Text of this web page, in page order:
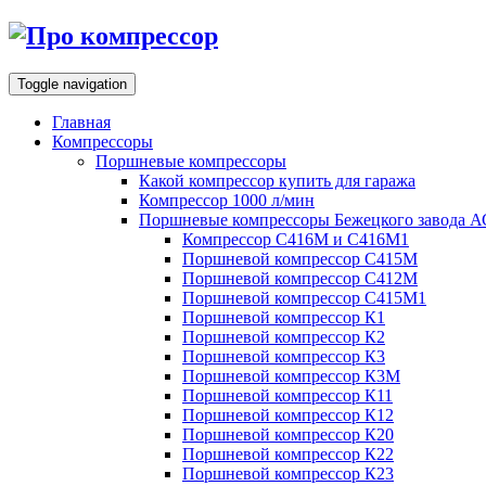
Toggle navigation
Главная
Компрессоры
Поршневые компрессоры
Какой компрессор купить для гаража
Компрессор 1000 л/мин
Поршневые компрессоры Бежецкого завода
Компрессор С416М и С416М1
Поршневой компрессор С415М
Поршневой компрессор С412М
Поршневой компрессор С415М1
Поршневой компрессор К1
Поршневой компрессор К2
Поршневой компрессор К3
Поршневой компрессор К3М
Поршневой компрессор К11
Поршневой компрессор К12
Поршневой компрессор К20
Поршневой компрессор К22
Поршневой компрессор К23